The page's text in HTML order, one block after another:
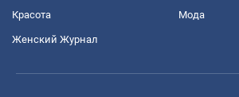
Красота Мода
Женский Журнал